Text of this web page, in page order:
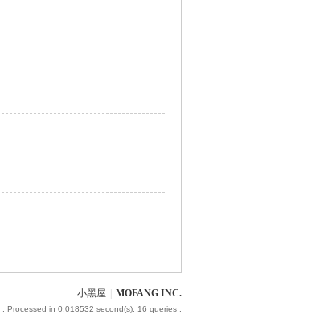
小黑屋 MOFANG INC.
, Processed in 0.018532 second(s), 16 queries .